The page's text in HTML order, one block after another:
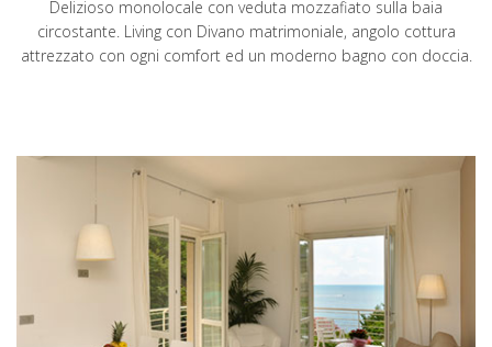
Delizioso monolocale con veduta mozzafiato sulla baia
circostante. Living con Divano matrimoniale, angolo cottura
attrezzato con ogni comfort ed un moderno bagno con doccia.